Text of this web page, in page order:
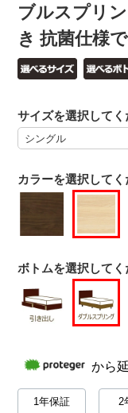
ブルスプリ
き 抗菌仕様
カラーを選択して
サイズを選択して
ボトムを選択して